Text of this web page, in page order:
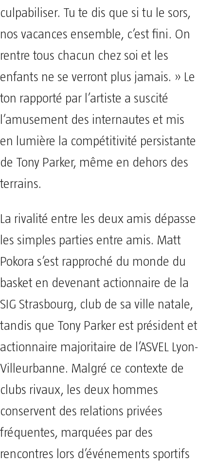
culpabiliser. Tu te dis que si tu le sors,
nos vacances ensemble, c’est fini. On
rentre tous chacun chez soi et les
enfants ne se verront plus jamais. » Le
ton rapporté par l’artiste a suscité
l’amusement des internautes et mis
en lumière la compétitivité persistante
de Tony Parker, même en dehors des
terrains.
La rivalité entre les deux amis dépasse
les simples parties entre amis. Matt
Pokora s’est rapproché du monde du
basket en devenant actionnaire de la
SIG Strasbourg, club de sa ville natale,
tandis que Tony Parker est président et
actionnaire majoritaire de l’ASVEL Lyon-
Villeurbanne. Malgré ce contexte de
clubs rivaux, les deux hommes
conservent des relations privées
fréquentes, marquées par des
rencontres lors d’événements sportifs